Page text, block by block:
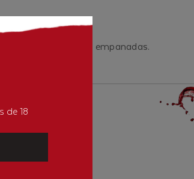
de 18
miúdos, tacos ou empanadas.